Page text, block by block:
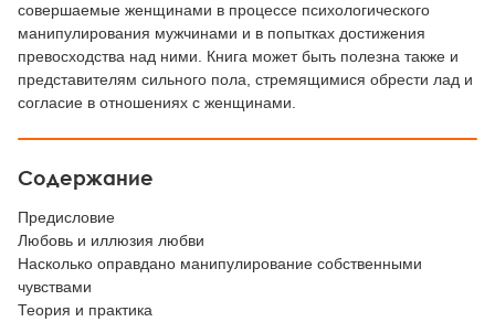
совершаемые женщинами в процессе психологического
манипулирования мужчинами и в попытках достижения
превосходства над ними. Книга может быть полезна также и
представителям сильного пола, стремящимися обрести лад и
согласие в отношениях с женщинами.
Содержание
Предисловие
Любовь и иллюзия любви
Насколько оправдано манипулирование собственными
чувствами
Теория и практика